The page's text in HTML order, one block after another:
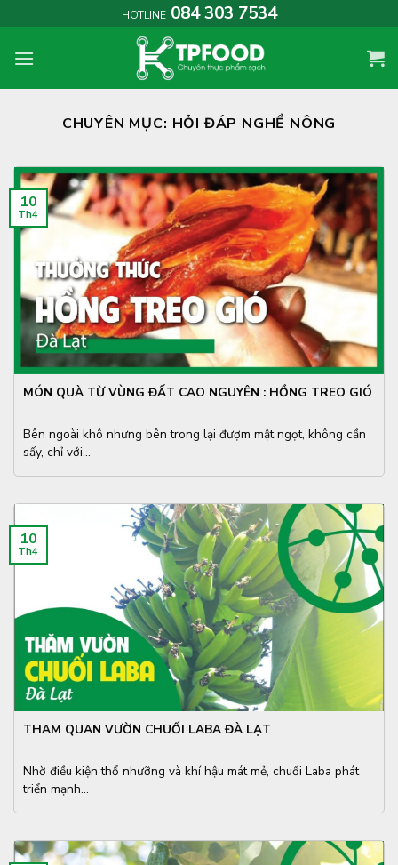
to
content
HOTLINE 084 303 7534
CHUYÊN MỤC: HỎI ĐÁP NGHỀ NÔNG
MÓN QUÀ TỪ VÙNG ĐẤT CAO NGUYÊN : HỒNG TREO GIÓ
Bên ngoài khô nhưng bên trong lại đượm mật ngọt, không cần
sấy, chỉ với...
10
Th4
THAM QUAN VƯỜN CHUỐI LABA ĐÀ LẠT
Nhờ điều kiện thổ nhưỡng và khí hậu mát mẻ, chuối Laba phát
triển mạnh...
10
Th4